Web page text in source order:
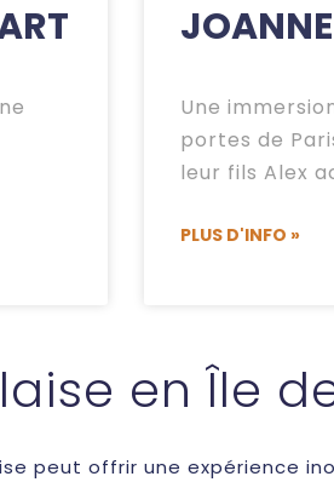
Une
portes de
leur fils Alex
PLUS D'INFO »
en Île
peut offrir une expérience